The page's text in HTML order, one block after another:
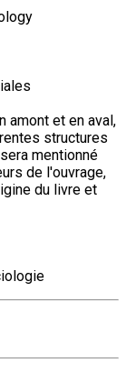
amont et en aval,
structures
mentionné
de l'ouvrage,
du livre et